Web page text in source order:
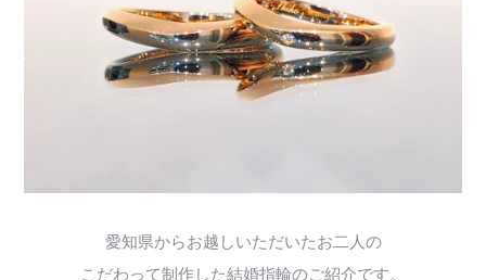
愛知県からお越しいただいたお二人の
こだわって制作した結婚指輪のご紹介です。